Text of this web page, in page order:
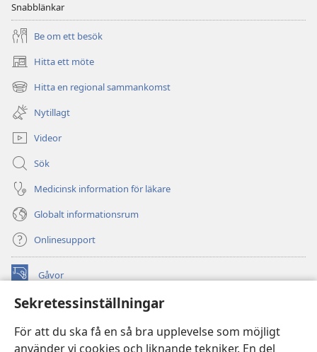
Sekretessinställningar
För att du ska få en så bra upplevelse som möjligt
använder vi cookies och liknande tekniker. En del
Snabblänkar
Be om ett besök
Hitta ett möte
(öppnar
nytt
fönster)
Hitta en regional sammankomst
(öppnar
nytt
fönster)
Nytillagt
Videor
Sök
Medicinsk information för läkare
Globalt informationsrum
Onlinesupport
Gåvor
(öppnar
fönster) Watchtower ONLINE LIBRARY™
nytt
fönster)JW Hub ®